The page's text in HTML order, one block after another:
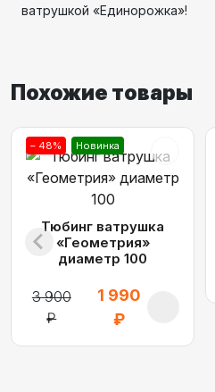
ватрушкой «Единорожка»!
Похожие товары
– 48% Новинка
Тюбинг ватрушка
«Геометрия»
диаметр 100
3 900
₽
1 990
₽